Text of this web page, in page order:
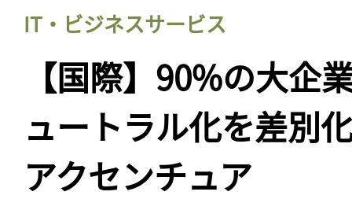
IT・ビジネスサービス
【国際】90%の大企
ュートラル化を差別
アクセンチュア